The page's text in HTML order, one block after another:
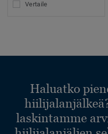
Vertaile
Haluatko
laskintamme